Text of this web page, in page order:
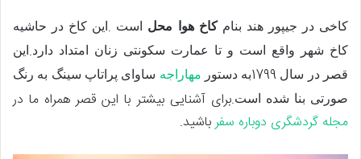
کاخی در جیپور هند بنامکاخ هوا محل است . این کاخ در حاشیه
کاخ شهر واقع است و تا عمارت سکونتی زنان امتداد دارد. این
قصر در سال 1799به دستور مهاراجه ساوای پراتاپ سینگ به رنگ
صورتی بنا شده است.برای آشنایی بیشتر با این قصر همراه ما در
مجله گردشگری دوباره سفرباشید.